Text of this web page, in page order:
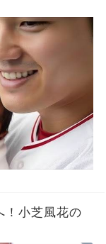
！小芝風花の